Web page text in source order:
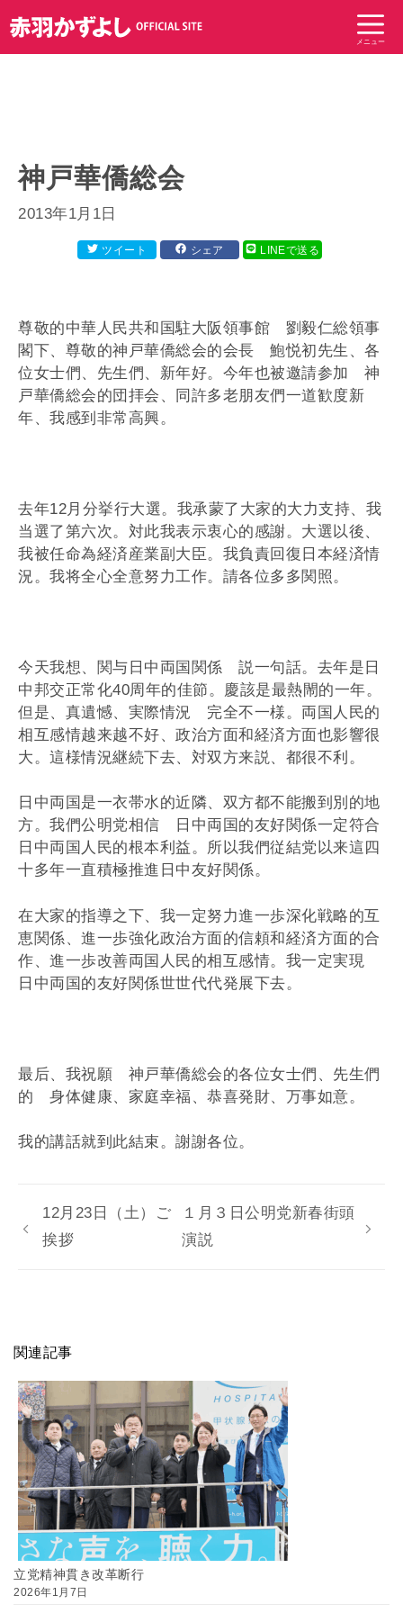
ン
テ
メニュー
神戸華僑総会
2013年1月1日
ツイート シェア LINEで送る
尊敬的中華人民共和国駐大阪領事館 劉毅仁総領事
閣下、尊敬的神戸華僑総会的会長 鮑悦初先生、各
位女士們、先生們、新年好。今年也被邀請参加 神
戸華僑総会的団拝会、同許多老朋友們一道歓度新
年、我感到非常高興。
去年12月分挙行大選。我承蒙了大家的大力支持、我
当選了第六次。対此我表示衷心的感謝。大選以後、
我被任命為経済産業副大臣。我負責回復日本経済情
況。我将全心全意努力工作。請各位多多関照。
今天我想、関与日中両国関係 説一句話。去年是日
中邦交正常化40周年的佳節。慶該是最熱閙的一年。
但是、真遺憾、実際情況 完全不一様。両国人民的
相互感情越来越不好、政治方面和経済方面也影響很
大。這様情況継続下去、対双方来説、都很不利。
日中両国是一衣帯水的近隣、双方都不能搬到別的地
方。我們公明党相信 日中両国的友好関係一定符合
日中両国人民的根本利益。所以我們従結党以来這四
十多年一直積極推進日中友好関係。
在大家的指導之下、我一定努力進一歩深化戦略的互
恵関係、進一歩強化政治方面的信頼和経済方面的合
作、進一歩改善両国人民的相互感情。我一定実現
日中両国的友好関係世世代代発展下去。
最后、我祝願 神戸華僑総会的各位女士們、先生們
的 身体健康、家庭幸福、恭喜発財、万事如意。
我的講話就到此結束。謝謝各位。
12月23日（土）ご
挨拶
１月３日公明党新春街頭
演説
関連記事
立党精神貫き改革断行
2026年1月7日